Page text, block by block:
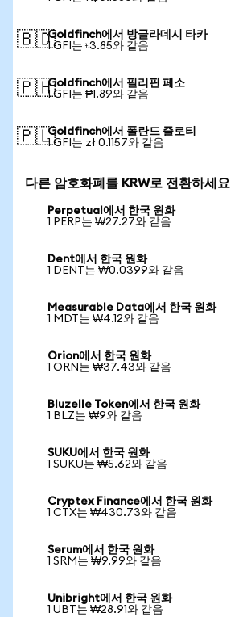
🇧🇩Goldfinch에서 방글라데시 타카
1 GFI는 ৳3.85와 같음
🇵🇭Goldfinch에서 필리핀 페소
1 GFI는 ₱1.89와 같음
🇵🇱Goldfinch에서 폴란드 즐로티
1 GFI는 zł 0.1157와 같음
다른 암호화폐를 KRW로 전환하세요
Perpetual에서 한국 원화
1 PERP는 ₩27.27와 같음
Dent에서 한국 원화
1 DENT는 ₩0.0399와 같음
Measurable Data에서 한국 원화
1 MDT는 ₩4.12와 같음
Orion에서 한국 원화
1 ORN는 ₩37.43와 같음
Bluzelle Token에서 한국 원화
1 BLZ는 ₩9와 같음
SUKU에서 한국 원화
1 SUKU는 ₩5.62와 같음
Cryptex Finance에서 한국 원화
1 CTX는 ₩430.73와 같음
Serum에서 한국 원화
1 SRM는 ₩9.99와 같음
Unibright에서 한국 원화
1 UBT는 ₩28.91와 같음